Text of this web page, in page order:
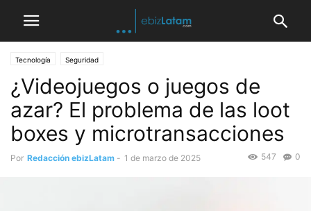
Tecnología Seguridad
¿Videojuegos o juegos de
azar? El problema de las loot
boxes y microtransacciones
Por Redacción ebizLatam - 1 de marzo de 2025 0
547